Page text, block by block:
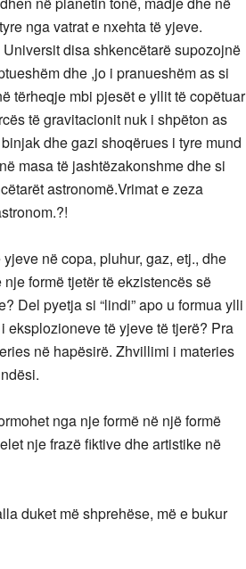
nga vatrat e nxehta të yjeve.
disa shkencëtarë supozojnë
dhe ,jo i pranueshëm as si
tërheqje mbi pjesët e yllit të copëtuar
të gravitacionit nuk i shpëton as
dhe gazi shoqërues i tyre mund
masa të jashtëzakonshme dhe si
astronomë.Vrimat e zeza
në copa, pluhur, gaz, etj., dhe
formë tjetër të ekzistencës së
Del pyetja si “lindi” apo u formua ylli
të yjeve të tjerë? Pra
në hapësirë. Zhvillimi i materies
nga nje formë në një formë
nje frazë fiktive dhe artistike në
duket më shprehëse, më e bukur